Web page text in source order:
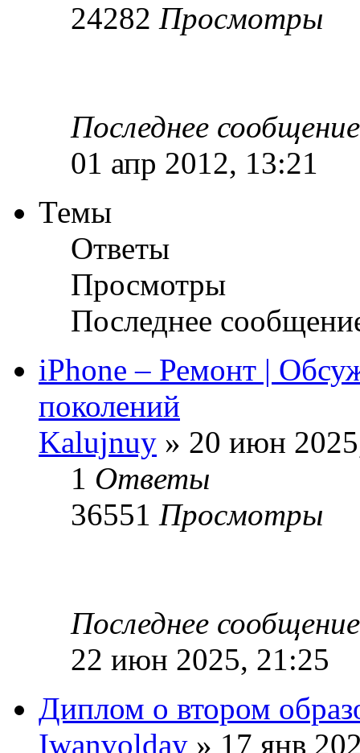
24282 Просмотры
Последнее
01 апр 2012, 13:21
Темы
Ответы
Просмотры
Последнее
iPhone – Ремонт |
поколений
Kalujnuy » 20 июн
1 Ответы
36551 Просмотры
Последнее
22 июн 2025, 21:25
Диплом о втором
Iwanvolday » 17 янв